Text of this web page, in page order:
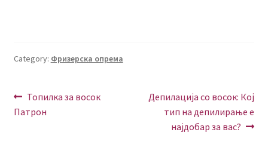
Category: Фризерска опрема
POST
NAVIGATION
Previous
post:
Топилка за восок
Патрон
Next
post:
Депилација со восок: Кој
тип на депилирање е
најдобар за вас?